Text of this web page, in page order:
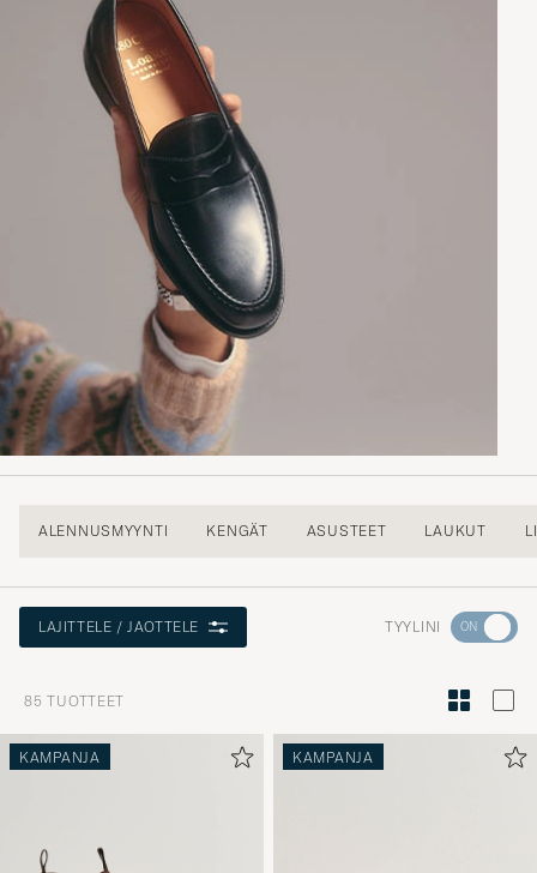
ALENNUSMYYNTI KENGÄT ASUSTEET LAUKUT
LAJITTELE / JAOTTELE TYYLINI
Aktivoi
tyylini
85 TUOTTEET
KAMPANJA KAMPANJA